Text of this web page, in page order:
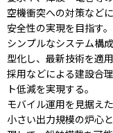
空機衝突への対策など
安全性の実現を目指す
シンプルなシステム構
型化し、最新技術を適
採用などによる建設合
ト低減を実現する。
モバイル運用を見据え
小さい出力規模の炉心